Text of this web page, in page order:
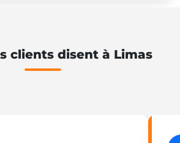
clients disent à Limas